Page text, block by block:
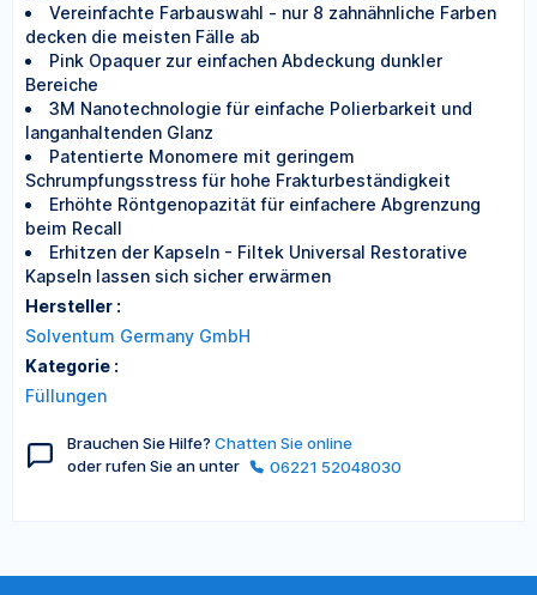
Vereinfachte Farbauswahl - nur 8 zahnähnliche Farben
decken die meisten Fälle ab
Pink Opaquer zur einfachen Abdeckung dunkler
Bereiche
3M Nanotechnologie für einfache Polierbarkeit und
langanhaltenden Glanz
Patentierte Monomere mit geringem
Schrumpfungsstress für hohe Frakturbeständigkeit
Erhöhte Röntgenopazität für einfachere Abgrenzung
beim Recall
Erhitzen der Kapseln - Filtek Universal Restorative
Kapseln lassen sich sicher erwärmen
Hersteller :
Solventum Germany GmbH
Kategorie :
Füllungen
Brauchen Sie Hilfe? Chatten Sie online
oder rufen Sie an unter
06221 52048030